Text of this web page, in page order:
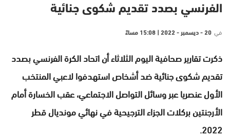
الفرنسي بصدد تقديم شكوى جنائية
في 20 - ديسمبر - 2022 | 15:08 مساءً
ذكرت تقارير صحافية اليوم الثلاثاء أن اتحاد الكرة الفرنسي بصدد
تقديم شكوى جنائية ضد أشخاص استهدفوا لاعبي المنتخب
الأول عنصريا عبر وسائل التواصل الاجتماعي، عقب الخسارة أمام
الأرجنتين بركلات الجزاء الترجيحية في نهائي مونديال قطر
2022.